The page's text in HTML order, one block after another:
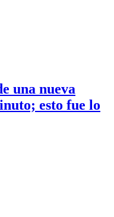
una nueva
esto fue lo